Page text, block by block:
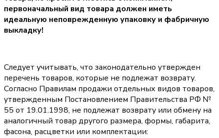
первоначальный вид товара должен иметь
идеальную неповрежденную упаковку и фабричную
выкладку!
Следует учитывать, что законодательно утвержден
перечень товаров, которые не подлежат возврату.
Согласно Правилам продажи отдельных видов товаров,
утвержденным Постановлением Правительства РФ №
55 от 19.01.1998, не подлежат возврату или обмену на
аналогичный товар другого размера, формы, габарита,
фасона, расцветки или комплектации: